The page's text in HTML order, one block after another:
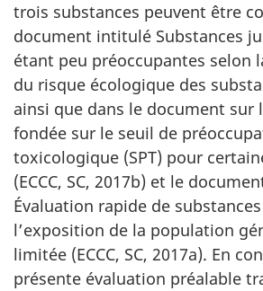
trois substances peuvent être
document intitulé Substances
étant peu préoccupantes selon
du risque écologique des
ainsi que dans le document sur
fondée sur le seuil de
toxicologique (SPT) pour
(ECCC, SC, 2017b) et le
Évaluation rapide de
l’exposition de la population
limitée (ECCC, SC, 2017a). En
présente évaluation préalable